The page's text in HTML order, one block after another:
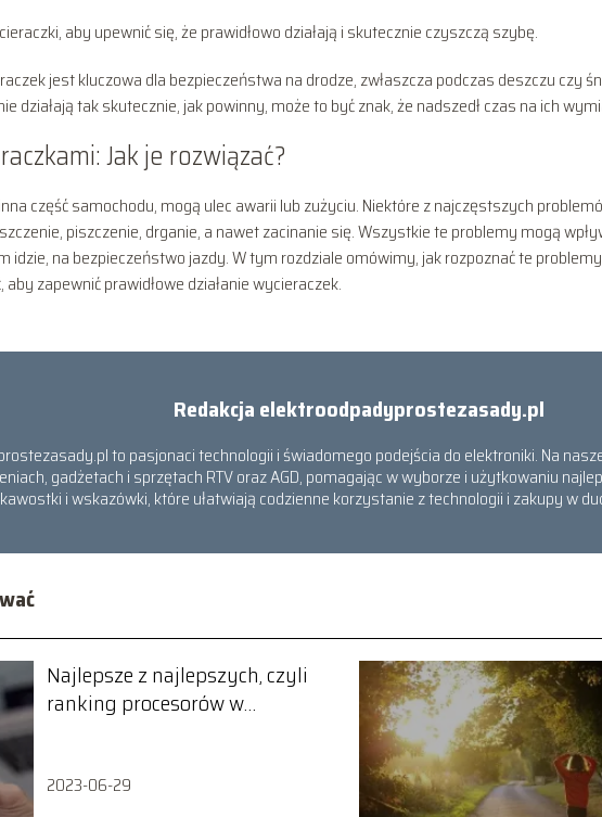
aby upewnić się, że prawidłowo działają i skutecznie czyszczą szybę.
jest kluczowa dla bezpieczeństwa na drodze, zwłaszcza podczas deszczu czy
działają tak skutecznie, jak powinny, może to być znak, że nadszedł czas na ich
Jak je rozwiązać?
część samochodu, mogą ulec awarii lub zużyciu. Niektóre z najczęstszych
piszczenie, drganie, a nawet zacinanie się. Wszystkie te problemy mogą
idzie, na bezpieczeństwo jazdy. W tym rozdziale omówimy, jak rozpoznać te
zapewnić prawidłowe działanie wycieraczek.
Redakcja elektroodpadyprostezasady.pl
to pasjonaci technologii i świadomego podejścia do elektroniki. Na
gadżetach i sprzętach RTV oraz AGD, pomagając w wyborze i użytkowaniu
i wskazówki, które ułatwiają codzienne korzystanie z technologii i zakupy w
Najlepsze z najlepszych, czyli
ranking procesorów w
2023-06-29